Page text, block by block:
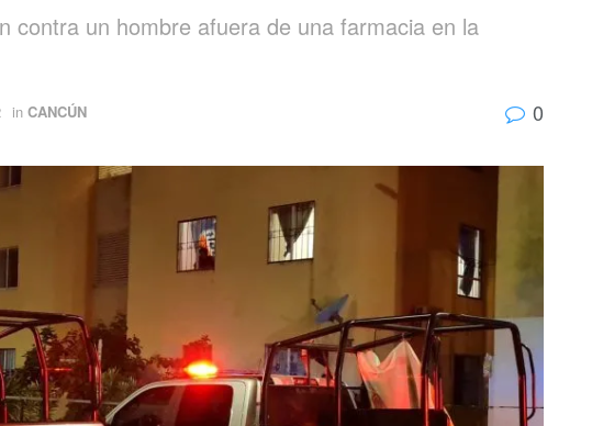
contra un hombre afuera de una farmacia en la
in CANCÚN 0